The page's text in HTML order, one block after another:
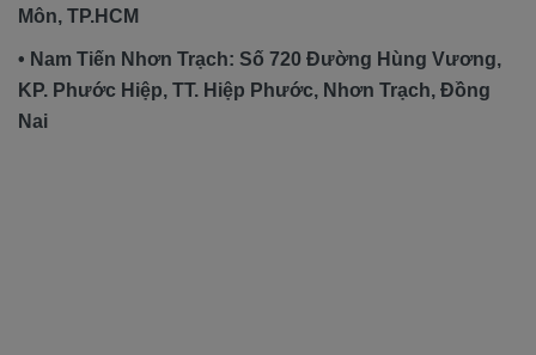
Môn, TP.HCM
• Nam Tiến Nhơn Trạch: Số 720 Đường Hùng Vương,
KP. Phước Hiệp, TT. Hiệp Phước, Nhơn Trạch, Đồng
Nai